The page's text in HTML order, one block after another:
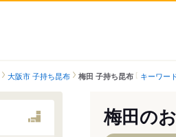
大阪市 子持ち昆布 梅田 子持ち昆布 キーワー
梅田の